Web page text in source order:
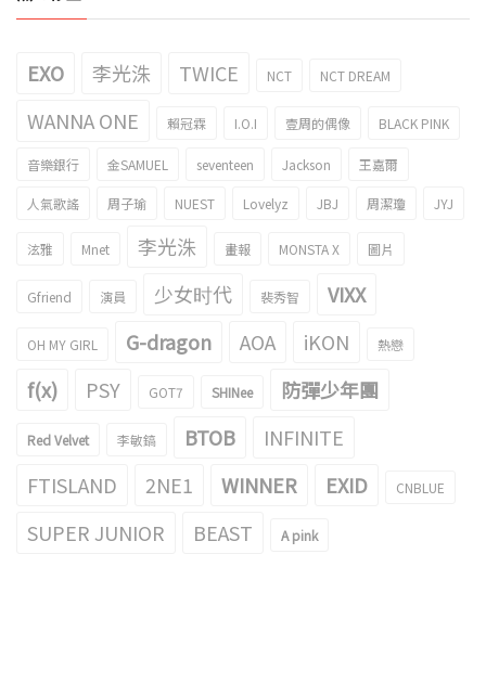
EXO 李光洙 TWICE NCT NCT DREAM
WANNA ONE 賴冠霖 I.O.I 壹周的偶像 BLACK PINK
音樂銀行 金SAMUEL seventeen Jackson 王嘉爾
人氣歌謠 周子瑜 NUEST Lovelyz JBJ 周潔瓊 JYJ
泫雅 Mnet 李光洙 畫報 MONSTA X 圖片
Gfriend 演員 少女时代 裴秀智 VIXX
OH MY GIRL G-dragon AOA iKON 熱戀
f(x) PSY GOT7 SHINee 防彈少年團
Red Velvet 李敏鎬 BTOB
INFINITE
FTISLAND
2NE1 WINNER EXID CNBLUE
SUPER JUNIOR BEAST A pink